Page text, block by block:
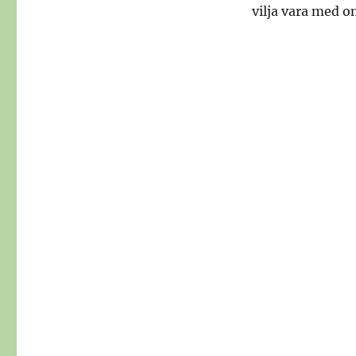
vilja vara med